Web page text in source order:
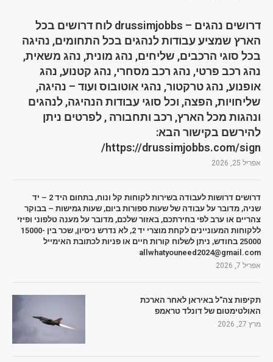
דרושים נהגים – drussimjobbs לוח דרושים בכל
הארץ שמציע עבודות לנהגים בכל התחומים, נהיגה
בכל סוגי הרכבים, שליחים, נהג מונית, נהג משאית,
נהג רכב פרטי, נהג רכב מסחרי, נהג קטנוע, נהג
אופנוע, נהג טרקטור, נהגי אוטובוס ועוד – נהיגה,
שליחויות, הפצה, וכל סוגי עבודות הנהיגה, לנהגים
ונהגות מכל הארץ, רכב ותחבורה , לפרטים ניתן
להירשם בקישור הבא:
https://drussimjobbs.com/sign/
אפריל 25, 2026
דרושים דרושות לעבודה בשירות לקוחות קל ונוח, בתחום היד 2 – יד
שניה, מדובר על עבודה של שעות ספורות ביום, שעות גמישות – בבוקר
צהריים או ערב לפי בחירתכם, באזור שלכם, מדובר על מענה טלפוני ופיזי
ללקוחות המעוניינים לקחת מוצרי יד 2, לא נדרש ניסיון, שכר בין 15000-
25000 בחודש, ניתן לשלוח קורות חיים או פניות לכתובת האימייל
allwhatyouneed2024@gmail.com
אפריל 7, 2026
תקיפות צה"ל באיראן לאחר הארכת
האולטימטום של דונלד טראמפ
מרץ 27, 2026